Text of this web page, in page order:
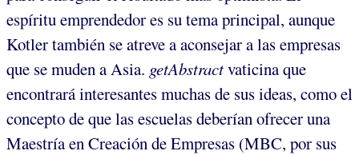
espíritu emprendedor es su tema principal, aunque
Kotler también se atreve a aconsejar a las empresas
que se muden a Asia. getAbstractvaticina que
encontrará interesantes muchas de sus ideas, como el
concepto de que las escuelas deberían ofrecer una
Maestría en Creación de Empresas (MBC, por sus